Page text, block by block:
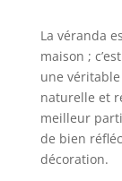
La véranda
maison ;
une
naturelle et
meilleur
de bien
décoration.